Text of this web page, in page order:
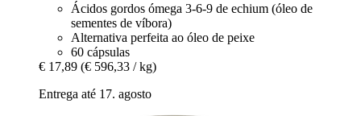
Ácidos gordos ómega 3-6-9 de echium (óleo de
sementes de víbora)
Alternativa perfeita ao óleo de peixe
60 cápsulas
€ 17,89 (€ 596,33 / kg)
Entrega até 17. agosto